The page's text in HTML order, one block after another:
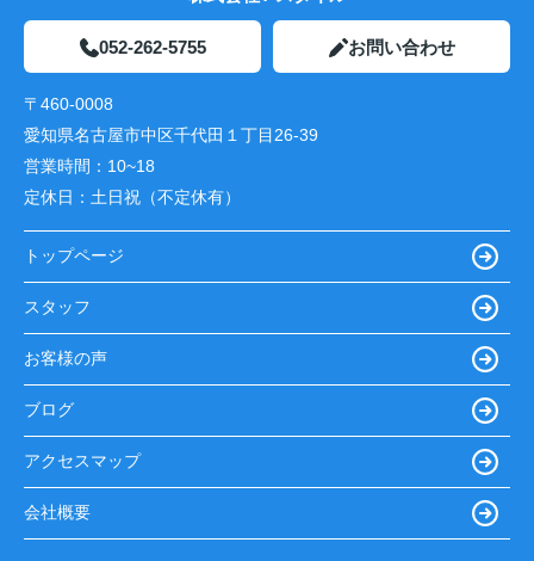
052-262-5755 お問い合わせ
〒460-0008
愛知県名古屋市中区千代田１丁目26-39
営業時間： 10~18
定休日： 土日祝（不定休有）
トップページ
スタッフ
お客様の声
ブログ
アクセスマップ
会社概要